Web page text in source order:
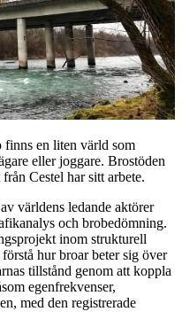
en liten värld som
eller joggare. Brostöden
Cestel har sitt arbete.
världens ledande aktörer
och brobedömning.
inom strukturell
hur broar beter sig över
tillstånd genom att koppla
egenfrekvenser,
med den registrerade